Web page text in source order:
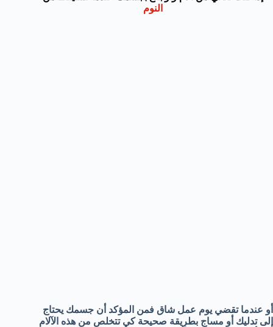
النوم
أو عندما تقضي يوم عمل شاق فمن المؤكد أن جسمك يحتاج
إلى تدليك أو مساج بطريقة صحيحة كي تتخلص من هذه الآلام